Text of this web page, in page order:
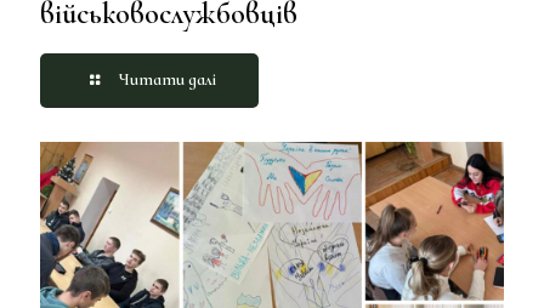
військовослужбовців
Читати далі